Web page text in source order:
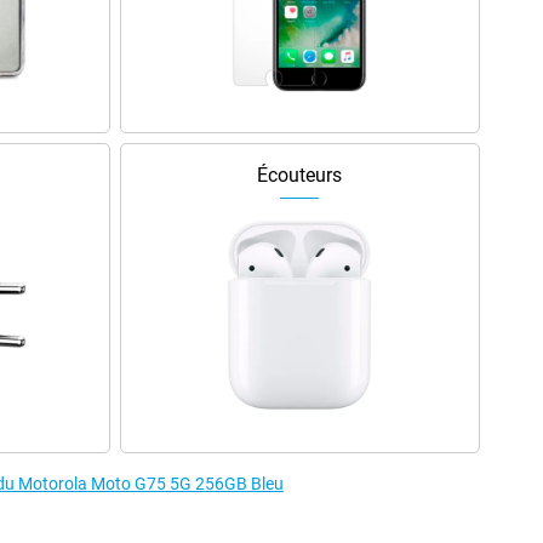
Écouteurs
Motorola Moto G75 5G 256GB Bleu